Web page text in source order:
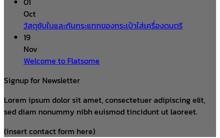
Oct
วัสดุซับในและกันกระแทกของกระเป๋าใส่เครื่องดนตรี
19
Nov
Welcome to Flatsome
Signup for Newsletter
Lorem ipsum dolor sit amet, consectetuer adipiscing elit,
sed diam nonummy nibh euismod tincidunt ut laoreet.
(insert contact form here)